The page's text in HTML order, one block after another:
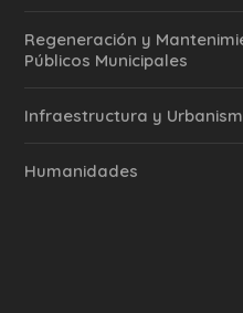
Regeneración y
Públicos Municipales
Infraestructura y
Humanidades